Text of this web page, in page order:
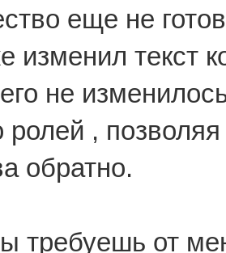
еще не
изменил текст
не
ролей ,
обратно.
требуешь от